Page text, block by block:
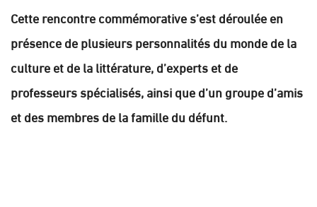
Cette rencontre commémorative s’est déroulée en
présence de plusieurs personnalités du monde de la
culture et de la littérature, d’experts et de
professeurs spécialisés, ainsi que d’un groupe d’amis
et des membres de la famille du défunt.